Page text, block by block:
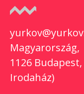
Magyarország,
1126
Irodaház)